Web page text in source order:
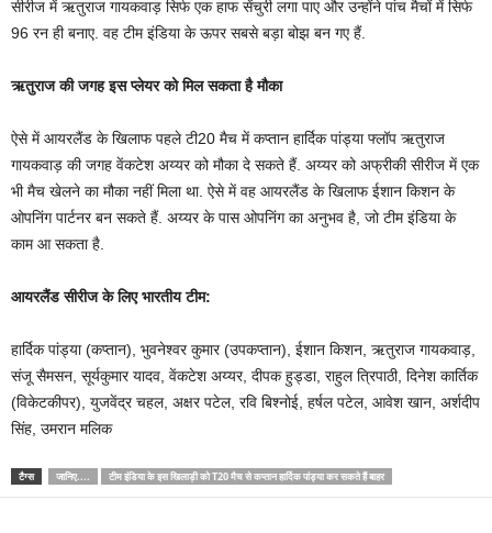
सीरीज में ऋतुराज गायकवाड़ सिर्फ एक हाफ सेंचुरी लगा पाए और उन्होंने पांच मैचों में सिर्फ
96 रन ही बनाए. वह टीम इंडिया के ऊपर सबसे बड़ा बोझ बन गए हैं.
ऋतुराज की जगह इस प्लेयर को मिल सकता है मौका
ऐसे में आयरलैंड के खिलाफ पहले टी20 मैच में कप्तान हार्दिक पांड्या फ्लॉप ऋतुराज
गायकवाड़ की जगह वेंकटेश अय्यर को मौका दे सकते हैं. अय्यर को अफ्रीकी सीरीज में एक
भी मैच खेलने का मौका नहीं मिला था. ऐसे में वह आयरलैंड के खिलाफ ईशान किशन के
ओपनिंग पार्टनर बन सकते हैं. अय्यर के पास ओपनिंग का अनुभव है, जो टीम इंडिया के
काम आ सकता है.
आयरलैंड सीरीज के लिए भारतीय टीम:
हार्दिक पांड्या (कप्तान), भुवनेश्वर कुमार (उपकप्तान), ईशान किशन, ऋतुराज गायकवाड़,
संजू सैमसन, सूर्यकुमार यादव, वेंकटेश अय्यर, दीपक हुड्डा, राहुल त्रिपाठी, दिनेश कार्तिक
(विकेटकीपर), युजवेंद्र चहल, अक्षर पटेल, रवि बिश्नोई, हर्षल पटेल, आवेश खान, अर्शदीप
सिंह, उमरान मलिक
टैग्स जानिए.... टीम इंडिया के इस खिलाड़ी को T20 मैच से कप्तान हार्दिक पांड्या कर सकते हैं बाहर